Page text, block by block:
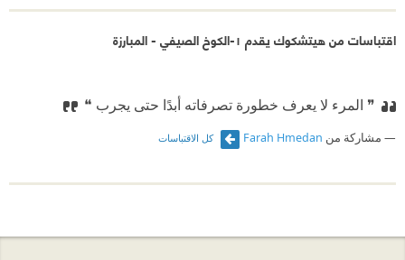
اقتباسات من هيتشكوك يقدم ١-الكوخ الصيفي - المبارزة
❞ المرء لا يعرف خطورة تصرفاته أبدًا حتى يجرب ❝
مشاركة من Farah Hmedan كل الاقتباسات